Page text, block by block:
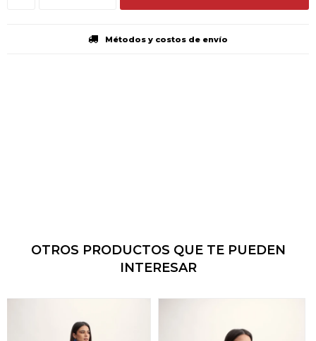
Métodos y costos de envío
OTROS PRODUCTOS QUE TE PUEDEN
INTERESAR